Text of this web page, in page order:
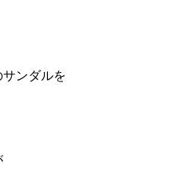
ンダルを